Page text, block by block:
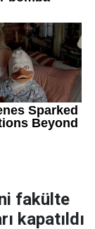
fakülte
kapatıldı